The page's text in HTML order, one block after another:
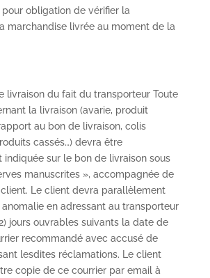
obligation de vérifier la
marchandise livrée au moment de la
livraison du fait du transporteur Toute
la livraison (avarie, produit
au bon de livraison, colis
cassés…) devra être
indiquée sur le bon de livraison sous
manuscrites », accompagnée de
Le client devra parallèlement
en adressant au transporteur
jours ouvrables suivants la date de
recommandé avec accusé de
lesdites réclamations. Le client
copie de ce courrier par email à